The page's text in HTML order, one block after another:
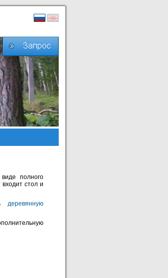
полного
стол и
деревянную